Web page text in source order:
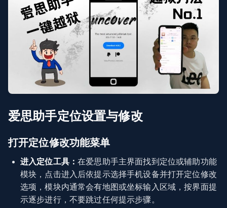
爱思助手定位设置与修改
打开定位修改功能菜单
进入定位工具：在爱思助手主界面找到定位或辅助功能
模块，点击进入后依提示选择手机设备并打开定位修改
选项，模块内通常会有地图或坐标输入区域，按界面提
示逐步进行，不要跳过任何提示步骤。